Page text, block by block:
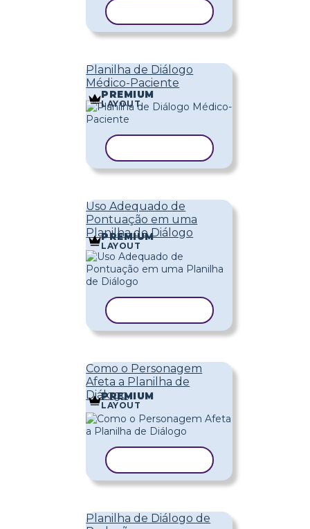
Planilha de Diálogo
Médico-Paciente
PREMIUM
LAYOUT
Uso Adequado de
Pontuação em uma
Planilha de Diálogo
PREMIUM
LAYOUT
Como o Personagem
Afeta a Planilha de
Diálogo
PREMIUM
LAYOUT
Planilha de Diálogo de